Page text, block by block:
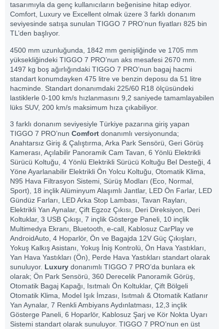
tasarımıyla da genç kullanıcıların beğenisine hitap ediyor.
Comfort, Luxury ve Excellent olmak üzere 3 farklı donanım
seviyesinde satışa sunulan TIGGO 7 PRO’nun fiyatları 825 bin
TL’den başlıyor.
4500 mm uzunluğunda, 1842 mm genişliğinde ve 1705 mm
yüksekliğindeki TIGGO 7 PRO’nun aks mesafesi 2670 mm.
1497 kg boş ağırlığındaki TIGGO 7 PRO’nun bagaj hacmi
standart konumdayken 475 litre ve benzin deposu da 51 litre
hacminde. Standart donanımdaki 225/60 R18 ölçüsündeki
lastiklerle 0-100 km/s hızlanmasını 9,2 saniyede tamamlayabilen
lüks SUV, 200 km/s maksimum hıza çıkabiliyor.
3 farklı donanım seviyesiyle Türkiye pazarına giriş yapan
TIGGO 7 PRO’nun Comfort donanımlı versiyonunda;
Anahtarsız Giriş & Çalıştırma, Arka Park Sensörü, Geri Görüş
Kamerası, Açılabilir Panoramik Cam Tavan, 6 Yönlü Elektrikli
Sürücü Koltuğu, 4 Yönlü Elektrikli Sürücü Koltuğu Bel Desteği, 4
Yöne Ayarlanabilir Elektrikli Ön Yolcu Koltuğu, Otomatik Klima,
N95 Hava Filtrasyon Sistemi, Sürüş Modları (Eco, Normal,
Sport), 18 inçlik Alüminyum Alaşımlı Jantlar, LED Ön Farlar, LED
Gündüz Farları, LED Arka Stop Lambası, Tavan Rayları,
Elektrikli Yan Aynalar, Çift Egzoz Çıkısı, Deri Direksiyon, Deri
Koltuklar, 3 USB Çıkışı, 7 inçlik Gösterge Paneli, 10 inçlik
Multimedya Ekranı, Bluetooth, e-call, Kablosuz CarPlay ve
AndroidAuto, 4 Hoparlör, Ön ve Bagajda 12V Güç Çıkışları,
Yokuş Kalkış Asistanı, Yokuş İniş Kontrolü, Ön Hava Yastıkları,
Yan Hava Yastıkları (Ön), Perde Hava Yastıkları standart olarak
sunuluyor. Luxury donanımlı TIGGO 7 PRO’da bunlara ek
olarak; Ön Park Sensörü, 360 Derecelik Panoramik Görüş,
Otomatik Bagaj Kapağı, Isıtmalı Ön Koltuklar, Çift Bölgeli
Otomatik Klima, Model Işık İmzası, Isıtmalı & Otomatik Katlanır
Yan Aynalar, 7 Renkli Ambiyans Aydınlatması, 12,3 inçlik
Gösterge Paneli, 6 Hoparlör, Kablosuz Şarj ve Kör Nokta Uyarı
Sistemi standart olarak sunuluyor. TIGGO 7 PRO’nun en üst